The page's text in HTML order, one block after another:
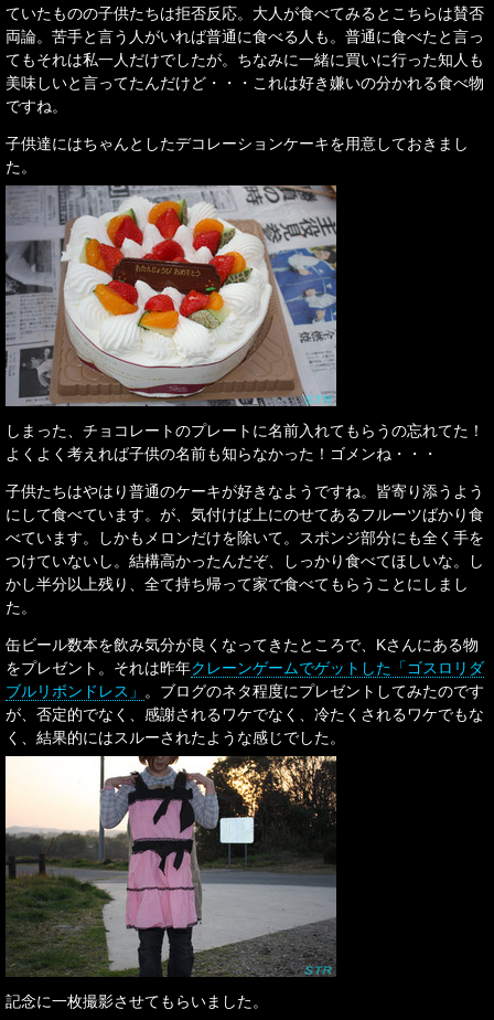
ていたものの子供たちは拒否反応。大人が食べてみるとこちらは賛否
両論。苦手と言う人がいれば普通に食べる人も。普通に食べたと言っ
てもそれは私一人だけでしたが。ちなみに一緒に買いに行った知人も
美味しいと言ってたんだけど・・・これは好き嫌いの分かれる食べ物
ですね。
子供達にはちゃんとしたデコレーションケーキを用意しておきまし
た。
しまった、チョコレートのプレートに名前入れてもらうの忘れてた！
よくよく考えれば子供の名前も知らなかった！ゴメンね・・・
子供たちはやはり普通のケーキが好きなようですね。皆寄り添うよう
にして食べています。が、気付けば上にのせてあるフルーツばかり食
べています。しかもメロンだけを除いて。スポンジ部分にも全く手を
つけていないし。結構高かったんだぞ、しっかり食べてほしいな。し
かし半分以上残り、全て持ち帰って家で食べてもらうことにしまし
た。
缶ビール数本を飲み気分が良くなってきたところで、Kさんにある物
をプレゼント。それは昨年クレーンゲームでゲットした「ゴスロリダ
ブルリボンドレス」
。ブログのネタ程度にプレゼントしてみたのです
が、否定的でなく、感謝されるワケでなく、冷たくされるワケでもな
く、結果的にはスルーされたような感じでした。
記念に一枚撮影させてもらいました。